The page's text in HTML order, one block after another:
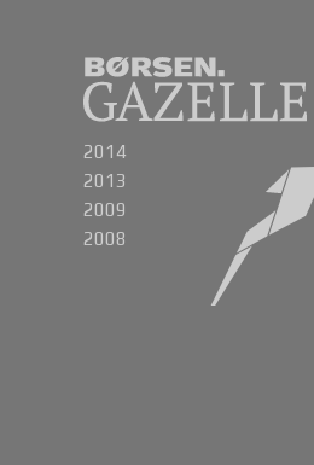
2014
2013
2009
2008